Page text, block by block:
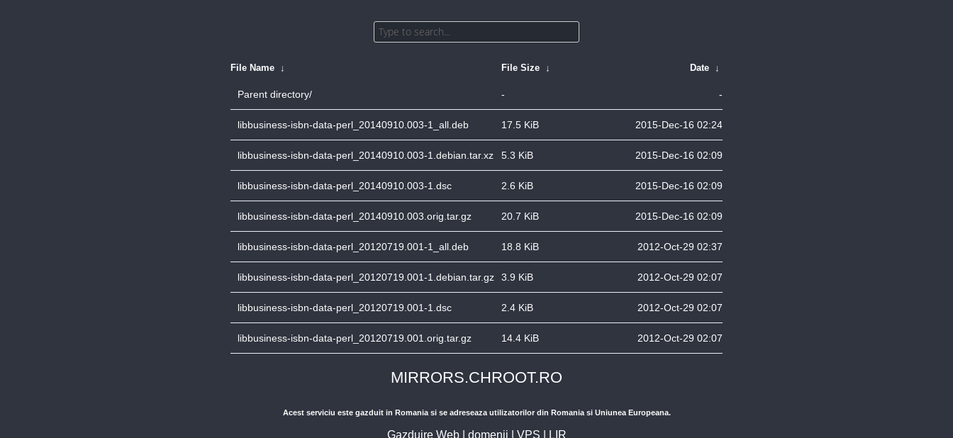
File Name ↓ File Size ↓ Date ↓
Parent directory/ - -
libbusiness-isbn-data-perl_20140910.003-1_all.deb 17.5 KiB 2015-Dec-16 02:24
libbusiness-isbn-data-perl_20140910.003-1.debian.tar.xz 5.3 KiB 2015-Dec-16 02:09
libbusiness-isbn-data-perl_20140910.003-1.dsc 2.6 KiB 2015-Dec-16 02:09
libbusiness-isbn-data-perl_20140910.003.orig.tar.gz 20.7 KiB 2015-Dec-16 02:09
libbusiness-isbn-data-perl_20120719.001-1_all.deb 18.8 KiB 2012-Oct-29 02:37
libbusiness-isbn-data-perl_20120719.001-1.debian.tar.gz 3.9 KiB 2012-Oct-29 02:07
libbusiness-isbn-data-perl_20120719.001-1.dsc 2.4 KiB 2012-Oct-29 02:07
libbusiness-isbn-data-perl_20120719.001.orig.tar.gz 14.4 KiB 2012-Oct-29 02:07
MIRRORS.CHROOT.RO
Acest serviciu este gazduit in Romania si se adreseaza utilizatorilor din Romania si Uniunea Europeana.
Gazduire Web| domenii VPS LIR